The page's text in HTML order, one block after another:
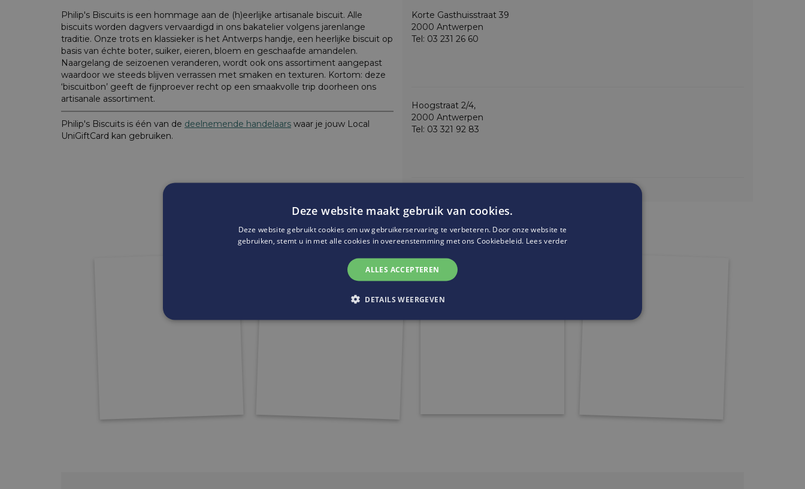
Philip's Biscuits is een hommage aan de (h)eerlijke artisanale biscuit. Alle
biscuits worden dagvers vervaardigd in ons bakatelier volgens jarenlange
traditie. Onze trots en klassieker is het Antwerps handje, een heerlijke biscuit op
basis van échte boter, suiker, eieren, bloem en geschaafde amandelen.
Naargelang de seizoenen veranderen, wordt ook ons assortiment aangepast
waardoor we steeds blijven verrassen met smaken en texturen. Kortom: deze
‘biscuitbon’ geeft de fijnproever recht op een smaakvolle trip doorheen ons
artisanale assortiment.
Philip's Biscuits is één van de deelnemende handelaars waar je jouw Local
UniGiftCard kan gebruiken.
Korte Gasthuisstraat 39
2000 Antwerpen
Tel: 03 231 26 60
Hoogstraat 2/4,
2000 Antwerpen
Tel: 03 321 92 83
Deze website maakt gebruik van cookies.
Deze website gebruikt cookies om uw gebruikerservaring te verbeteren. Door onze website te
gebruiken, stemt u in met alle cookies in overeenstemming met ons Cookiebeleid. Lees verder
ALLES ACCEPTEREN
DETAILS WEERGEVEN